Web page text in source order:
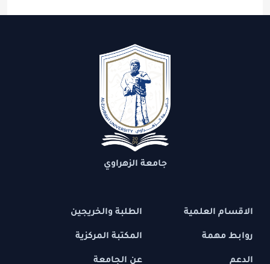
جامعة الزهراوي
الاقسام العلمية
روابط مهمة
الدعم
الطلبة والخريجين
المكتبة المركزية
عن الجامعة